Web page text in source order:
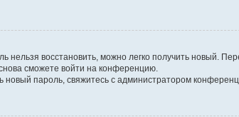
нельзя восстановить, можно легко получить новый.
сможете войти на конференцию.
новый пароль, свяжитесь с администратором